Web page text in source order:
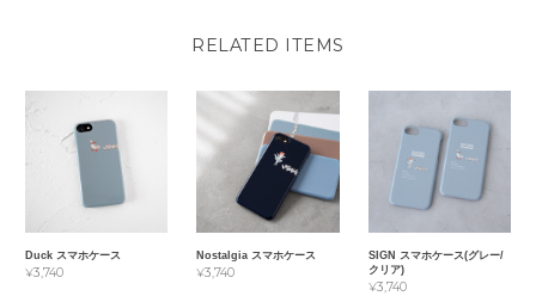
RELATED ITEMS
Duck スマホケース
¥3,740
Nostalgia スマホケース
¥3,740
SIGN スマホケース(グレー/
クリア)
¥3,740